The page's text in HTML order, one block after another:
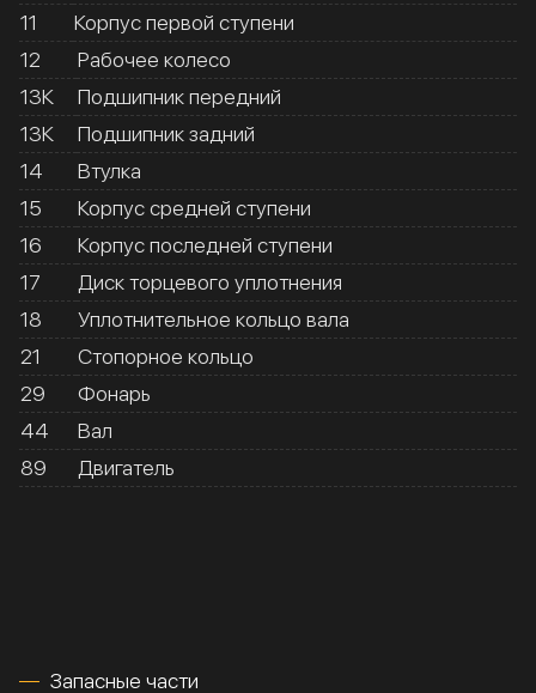
11
Корпус первой ступени
12
Рабочее колесо
13К
Подшипник передний
13К
Подшипник задний
14
Втулка
15
Корпус средней ступени
16
Корпус последней ступени
17
Диск торцевого уплотнения
18
Уплотнительное кольцо вала
21
Стопорное кольцо
29
Фонарь
44
Вал
89
Двигатель
Запасные части